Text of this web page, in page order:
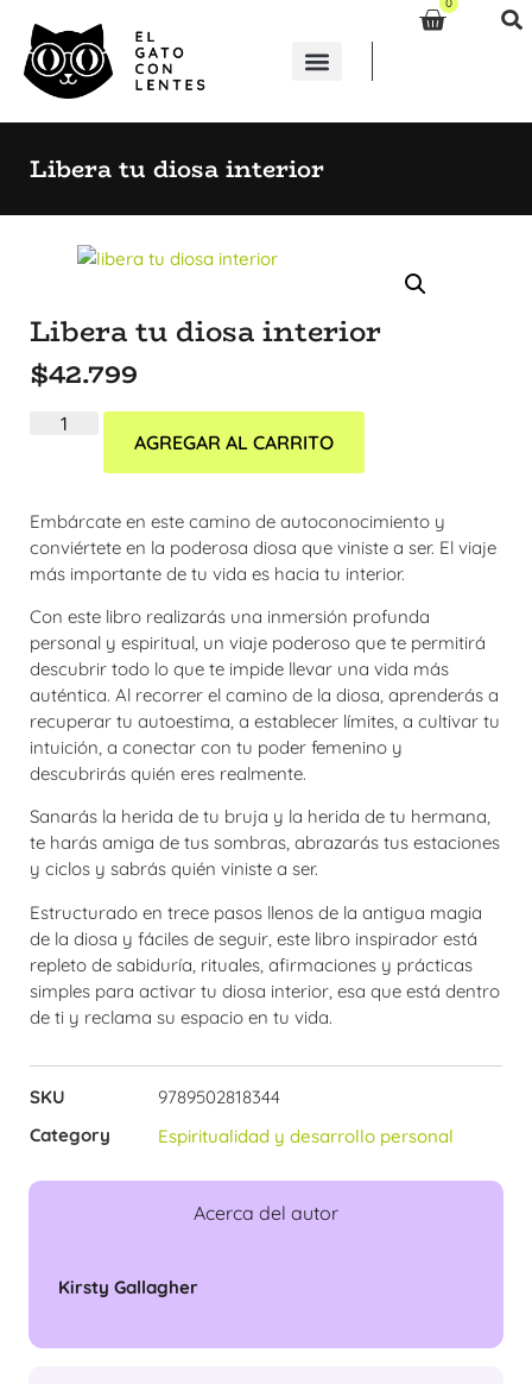
Libera tu diosa interior
Libera tu diosa interior
$42.799
AGREGAR AL CARRITO
Embárcate en este camino de autoconocimiento y
conviértete en la poderosa diosa que viniste a ser. El viaje
más importante de tu vida es hacia tu interior.
Con este libro realizarás una inmersión profunda
personal y espiritual, un viaje poderoso que te permitirá
descubrir todo lo que te impide llevar una vida más
auténtica. Al recorrer el camino de la diosa, aprenderás a
recuperar tu autoestima, a establecer límites, a cultivar tu
intuición, a conectar con tu poder femenino y
descubrirás quién eres realmente.
Sanarás la herida de tu bruja y la herida de tu hermana,
te harás amiga de tus sombras, abrazarás tus estaciones
y ciclos y sabrás quién viniste a ser.
Estructurado en trece pasos llenos de la antigua magia
de la diosa y fáciles de seguir, este libro inspirador está
repleto de sabiduría, rituales, afirmaciones y prácticas
simples para activar tu diosa interior, esa que está dentro
de ti y reclama su espacio en tu vida.
SKU
9789502818344
Category
Espiritualidad y desarrollo personal
Acerca del autor
Kirsty Gallagher